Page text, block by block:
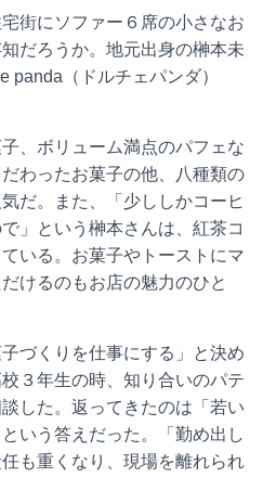
街にソファー６席の小さなお
だろうか。地元出身の榊本未
panda（ドルチェパンダ）
、ボリューム満点のパフェな
わったお菓子の他、八種類の
だ。また、「少ししかコーヒ
」という榊本さんは、紅茶コ
いる。お菓子やトーストにマ
けるのもお店の魅力のひと
づくりを仕事にする」と決め
３年生の時、知り合いのパテ
した。返ってきたのは「若い
いう答えだった。「勤め出し
も重くなり、現場を離れられ